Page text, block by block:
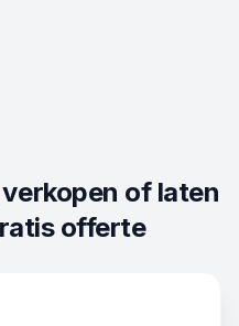
verkopen of laten
offerte